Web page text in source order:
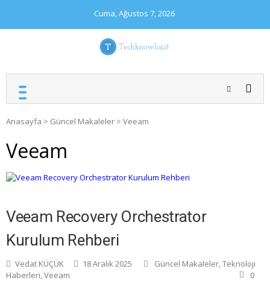
content
Cuma, Ağustos 7, 2026
Anasayfa > Güncel Makaleler > Veeam
Veeam
Veeam Recovery Orchestrator
Kurulum Rehberi
Vedat KÜÇÜK 18 Aralık 2025 Güncel Makaleler,Teknoloji
Haberleri,Veeam 0